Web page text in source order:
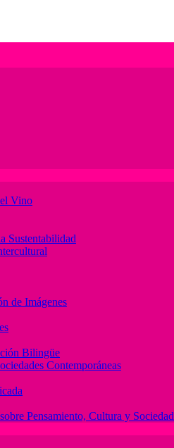
Vino
Sustentabilidad
de Imágenes
Bilingüe
Contemporáneas
Pensamiento, Cultura y Sociedad